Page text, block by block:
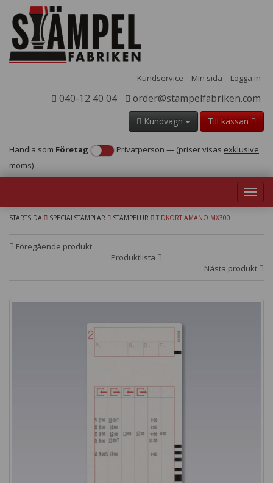
Kundservice Min sida Logga in
040-12 40 04 order@stampelfabriken.com
Kundvagn Till kassan
Handla som Företag Privatperson — (priser visas exklusive
moms)
STARTSIDA SPECIALSTÄMPLAR STÄMPELUR TIDKORT AMANO MX300
Föregående produkt
Produktlista
Nästa produkt